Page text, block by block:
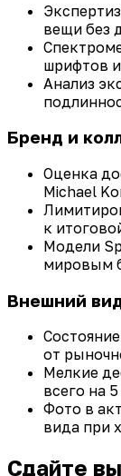
вещи без
шрифтов
Анализ
Бренд и
Оценка
Michael
к
Модели
мировым
Внешний
от
Мелкие
всего на
Фото в
вида при
Сдайте